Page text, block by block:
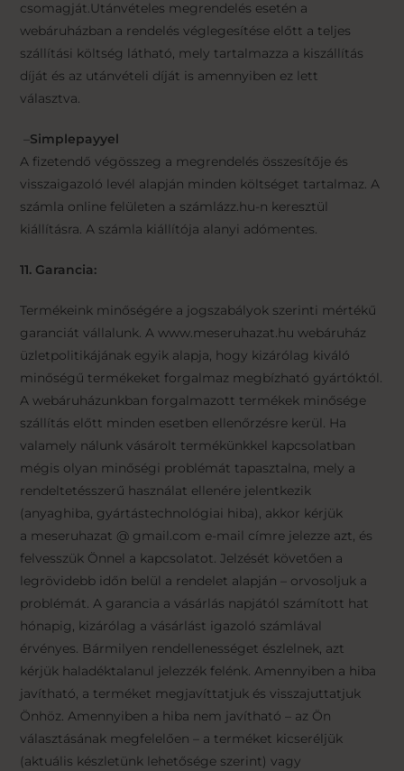
csomagját.Utánvételes megrendelés esetén a
webáruházban a rendelés véglegesítése előtt a teljes
szállítási költség látható, mely tartalmazza a kiszállítás
díját és az utánvételi díját is amennyiben ez lett
választva.
–Simplepayyel
A fizetendő végösszeg a megrendelés összesítője és
visszaigazoló levél alapján minden költséget tartalmaz. A
számla online felületen a számlázz.hu-n keresztül
kiállításra. A számla kiállítója alanyi adómentes.
11. Garancia:
Termékeink minőségére a jogszabályok szerinti mértékű
garanciát vállalunk. A www.meseruhazat.hu webáruház
üzletpolitikájának egyik alapja, hogy kizárólag kiváló
minőségű termékeket forgalmaz megbízható gyártóktól.
A webáruházunkban forgalmazott termékek minősége
szállítás előtt minden esetben ellenőrzésre kerül. Ha
valamely nálunk vásárolt termékünkkel kapcsolatban
mégis olyan minőségi problémát tapasztalna, mely a
rendeltetésszerű használat ellenére jelentkezik
(anyaghiba, gyártástechnológiai hiba), akkor kérjük
a meseruhazat @ gmail.com e-mail címre jelezze azt, és
felvesszük Önnel a kapcsolatot. Jelzését követően a
legrövidebb időn belül a rendelet alapján – orvosoljuk a
problémát. A garancia a vásárlás napjától számított hat
hónapig, kizárólag a vásárlást igazoló számlával
érvényes. Bármilyen rendellenességet észlelnek, azt
kérjük haladéktalanul jelezzék felénk. Amennyiben a hiba
javítható, a terméket megjavíttatjuk és visszajuttatjuk
Önhöz. Amennyiben a hiba nem javítható – az Ön
választásának megfelelően – a terméket kicseréljük
(aktuális készletünk lehetősége szerint) vagy